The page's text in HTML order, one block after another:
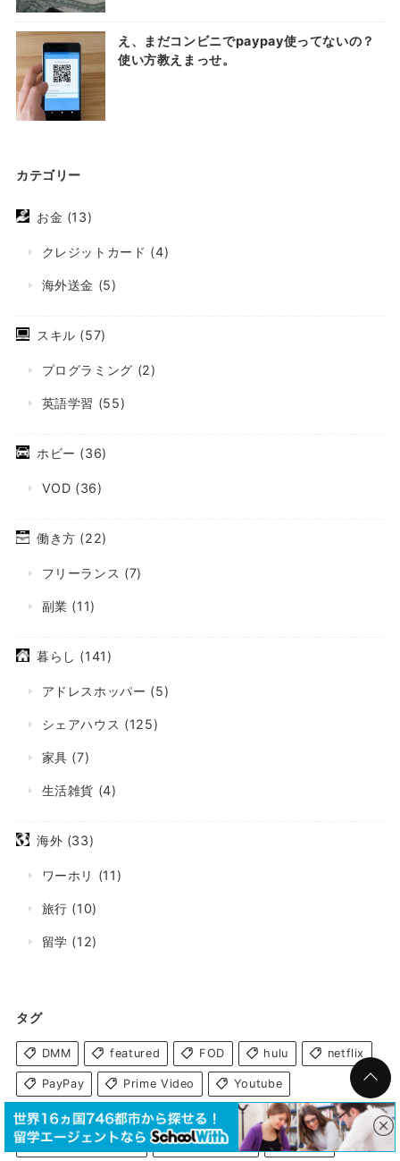
え、まだコンビニでpaypay使ってないの？
使い方教えまっせ。
カテゴリー
お金 (13)
クレジットカード (4)
海外送金 (5)
スキル (57)
プログラミング (2)
英語学習 (55)
ホビー (36)
VOD (36)
働き方 (22)
フリーランス (7)
副業 (11)
暮らし (141)
アドレスホッパー (5)
シェアハウス (125)
家具 (7)
生活雑貨 (4)
海外 (33)
ワーホリ (11)
旅行 (10)
留学 (12)
タグ
DMM featured FOD hulu netflix
PayPay Prime Video Youtube
アドレスホッパー インタビュー インテリア
クラウドワークス ゲストハウス コラム